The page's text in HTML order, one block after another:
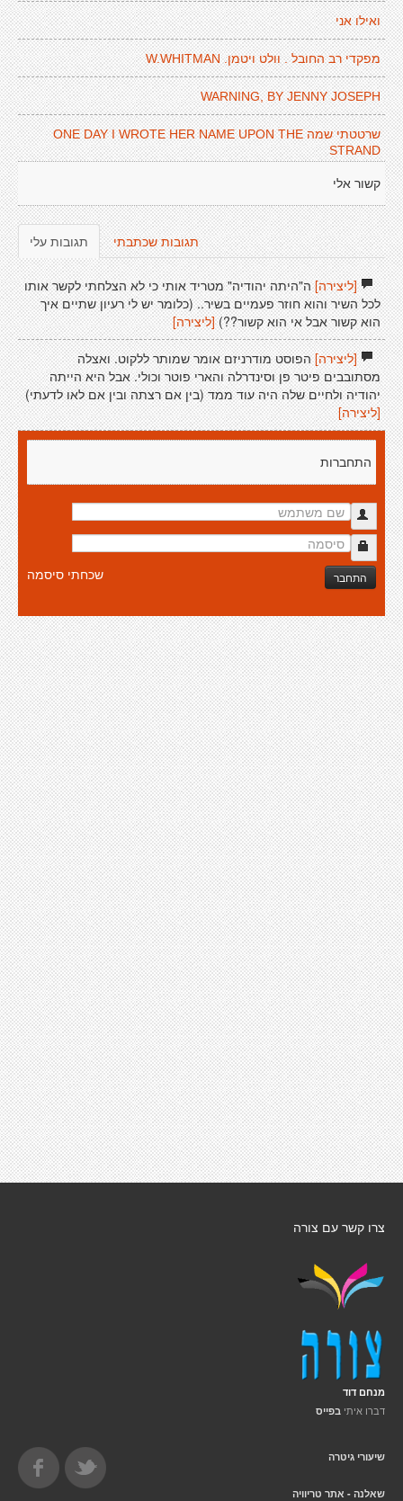
ואילו אני
מפקדי רב החובל . וולט ויטמן. W.WHITMAN
WARNING, BY JENNY JOSEPH
שרטטתי שמה ONE DAY I WROTE HER NAME UPON THE
STRAND
קשור אלי
תגובות עלי תגובות שכתבתי
[ליצירה]ה"היתה יהודיה" מטריד אותי כי לא הצלחתי לקשר אותו
לכל השיר והוא חוזר פעמיים בשיר.. (כלומר יש לי רעיון שתיים איך
הוא קשור אבל אי הוא קשור??) [ליצירה]
[ליצירה]הפוסט מודרניזם אומר שמותר ללקוט. ואצלה
מסתובבים פיטר פן וסינדרלה והארי פוטר וכולי. אבל היא הייתה
יהודיה ולחיים שלה היה עוד ממד (בין אם רצתה ובין אם לאו לדעתי)
[ליצירה]
התחברות
התחבר שכחתי סיסמה
צרו קשר עם צורה
מנחם דוד
דברו איתי בפייס
שיעורי גיטרה
שאלנה - אתר טריוויה